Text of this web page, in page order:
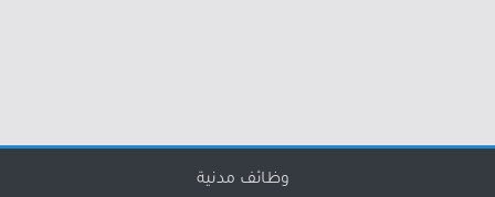
وظائف مدنية